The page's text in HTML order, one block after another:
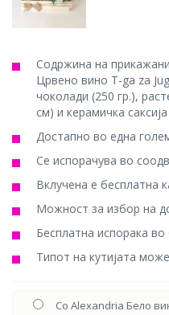
Содржина на
Црвено вино T-ga za
чоколади (250 гр.),
см) и керамичка саксија
Достапно во една
Се испорачува во
Вклучена е бесплатна
Можност за избор на
Бесплатна испорака во
Типот на кутијата
Со Alexandria Бело